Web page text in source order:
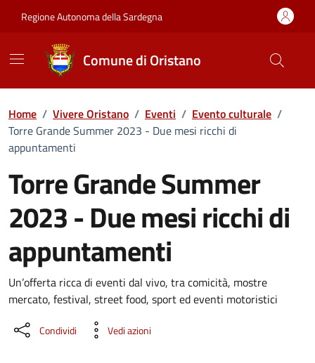
Regione Autonoma della Sardegna
Comune di Oristano
Home / Vivere Oristano / Eventi / Evento culturale /
Torre Grande Summer 2023 - Due mesi ricchi di
appuntamenti
Torre Grande Summer
2023 - Due mesi ricchi di
appuntamenti
Dettaglio dell'evento
Un’offerta ricca di eventi dal vivo, tra comicità, mostre
mercato, festival, street food, sport ed eventi motoristici
Condividi Vedi azioni